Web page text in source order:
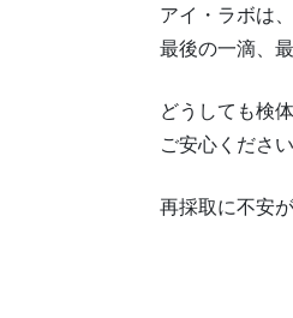
アイ・ラボは
最後の一滴、
どうしても検
ご安心ください
再採取に不安